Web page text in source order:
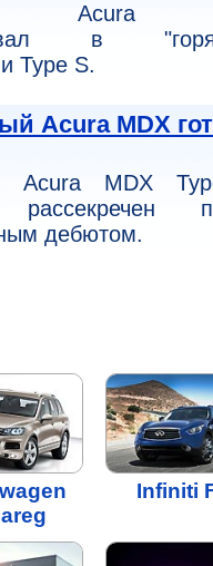
Acura
в
Type S.
Acura MDX
Acura MDX
рассекречен
дебютом.
Infiniti